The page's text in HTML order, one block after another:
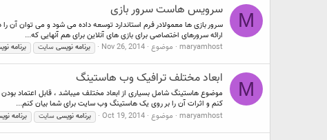
M سرویس هاست سرور بازی
سرور بازی ها معمولادر فرم استاندارد توسعه داده می شود و می توان آن
ارائه سرورهای اختصاصی برای بازی های آنلاین برای هم آنهایی که...
maryamhost موضوع Nov 26, 2014 برنامه نویسی سایت برنامه
M ابعاد مختلف ترافیک وب هاستینگ
کنم و اثرات آن را بر روی یک هاستینگ وب سایت برای شما بیان کنم...
maryamhost موضوع Oct 19, 2014 برنامه نویسی سایت برنامه